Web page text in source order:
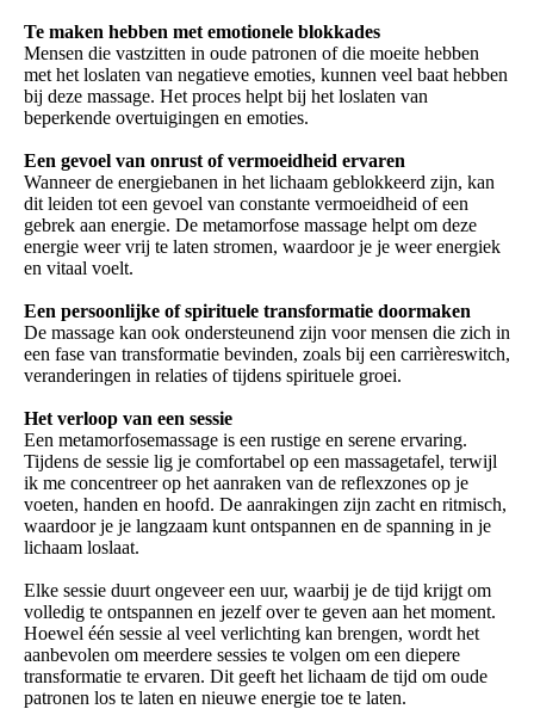
Te maken hebben met emotionele blokkades
Mensen die vastzitten in oude patronen of die moeite hebben
met het loslaten van negatieve emoties, kunnen veel baat hebben
bij deze massage. Het proces helpt bij het loslaten van
beperkende overtuigingen en emoties.
Een gevoel van onrust of vermoeidheid ervaren
Wanneer de energiebanen in het lichaam geblokkeerd zijn, kan
dit leiden tot een gevoel van constante vermoeidheid of een
gebrek aan energie. De metamorfose massage helpt om deze
energie weer vrij te laten stromen, waardoor je je weer energiek
en vitaal voelt.
Een persoonlijke of spirituele transformatie doormaken
De massage kan ook ondersteunend zijn voor mensen die zich in
een fase van transformatie bevinden, zoals bij een carrièreswitch,
veranderingen in relaties of tijdens spirituele groei.
Het verloop van een sessie
Een metamorfosemassage is een rustige en serene ervaring.
Tijdens de sessie lig je comfortabel op een massagetafel, terwijl
ik me concentreer op het aanraken van de reflexzones op je
voeten, handen en hoofd. De aanrakingen zijn zacht en ritmisch,
waardoor je je langzaam kunt ontspannen en de spanning in je
lichaam loslaat.
Elke sessie duurt ongeveer een uur, waarbij je de tijd krijgt om
volledig te ontspannen en jezelf over te geven aan het moment.
Hoewel één sessie al veel verlichting kan brengen, wordt het
aanbevolen om meerdere sessies te volgen om een diepere
transformatie te ervaren. Dit geeft het lichaam de tijd om oude
patronen los te laten en nieuwe energie toe te laten.